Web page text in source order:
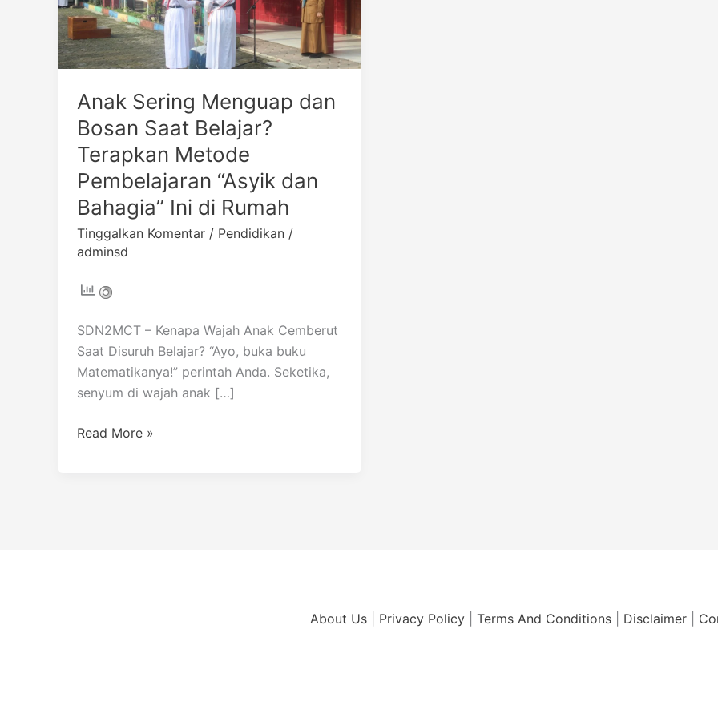
Anak Sering Menguap dan
Bosan Saat Belajar?
Terapkan Metode
Pembelajaran “Asyik dan
Bahagia” Ini di Rumah
Tinggalkan Komentar / Pendidikan /
adminsd
SDN2MCT – Kenapa Wajah Anak Cemberut
Saat Disuruh Belajar? “Ayo, buka buku
Matematikanya!” perintah Anda. Seketika,
senyum di wajah anak […]
Terapkan
Metode
Pembelajaran
dan
Bahagia”
Ini
Rumah
Read More »
About Us| Privacy Policy| Terms And Conditions| Disclaimer|